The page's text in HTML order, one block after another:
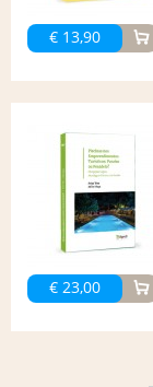
€ 13,90
€ 23,00